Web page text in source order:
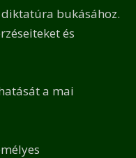
bukásához.
és
a mai